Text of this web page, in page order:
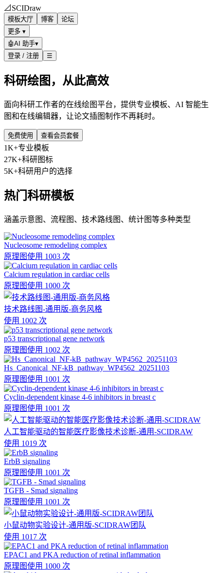
📐 SCIDraw
模板大厅 博客
论坛
更多 ▾
🤖AI 助手▾
登录 / 注册
☰
科研绘图，从此高效
面向科研工作者的在线绘图平台，提供专业模板、AI 智能生
图和在线编辑器，让论文插图制作不再耗时。
免费使用 查看会员套餐
1K+专业模板
27K+科研图标
5K+科研用户的选择
热门科研模板
涵盖示意图、流程图、技术路线图、统计图等多种类型
Nucleosome remodeling complex
原理图使用 1003 次
Calcium regulation in cardiac cells
原理图使用 1000 次
技术路线图-通用版-商务风格
使用 1002 次
p53 transcriptional gene network
原理图使用 1002 次
Hs_Canonical_NF-kB_pathway_WP4562_20251103
原理图使用 1001 次
Cyclin-dependent kinase 4-6 inhibitors in breast c
原理图使用 1001 次
人工智能驱动的智能医疗影像技术诊断-通用-SCIDRAW
使用 1019 次
ErbB signaling
原理图使用 1001 次
TGFB - Smad signaling
原理图使用 1001 次
小鼠动物实验设计-通用版-SCIDRAW团队
使用 1017 次
EPAC1 and PKA reduction of retinal inflammation
原理图使用 1000 次